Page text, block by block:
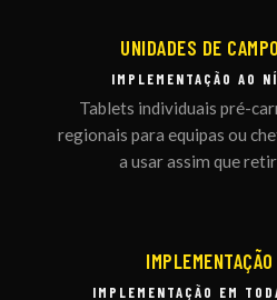
UNIDADES DE
IMPLEMENTAÇÃO AO
Tablets individuais pré-
regionais para equipas ou
a usar assim que
IMPLEMENTAÇÃO EM